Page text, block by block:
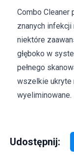
Combo Cleaner
znanych infekcji
niektóre
głęboko w
pełnego
wszelkie ukryte
wyeliminowane.
Udostępnij: